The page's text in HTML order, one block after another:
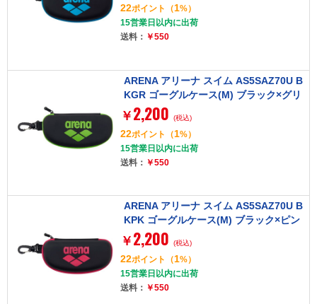
22ポイント （1%）
15営業日以内に出荷
送料： ￥550
ARENA アリーナ スイム AS5SAZ70U B
KGR ゴーグルケース(M) ブラック×グリ
ーン Fサイズ
￥ 2,200 (税込)
22ポイント （1%）
15営業日以内に出荷
送料： ￥550
ARENA アリーナ スイム AS5SAZ70U B
KPK ゴーグルケース(M) ブラック×ピン
ク Fサイズ
￥ 2,200 (税込)
22ポイント （1%）
15営業日以内に出荷
送料： ￥550